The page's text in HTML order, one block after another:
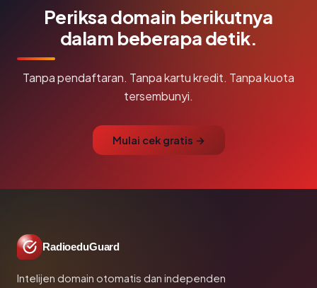
Periksa domain berikutnya
dalam beberapa detik.
Tanpa pendaftaran. Tanpa kartu kredit. Tanpa kuota
tersembunyi.
Mulai cek gratis →
RadioeduGuard
Intelijen domain otomatis dan independen